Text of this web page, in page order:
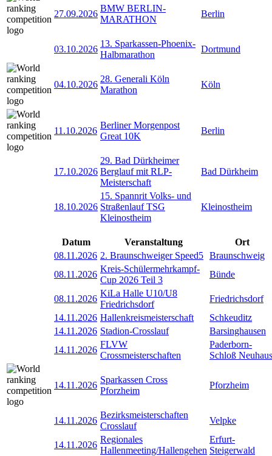
27.09.2026
BMW BERLIN-
MARATHON
Berlin
03.10.2026
13. Sparkassen-Phoenix-
Halbmarathon
Dortmund
04.10.2026
28. Generali Köln
Marathon
Köln
11.10.2026
Berliner Morgenpost
Great 10K
Berlin
17.10.2026
29. Bad Dürkheimer
Berglauf mit RLP-
Meisterschaft
Bad Dürkheim
18.10.2026
15. Spannrit Volks- und
Straßenlauf TSG
Kleinostheim
Kleinostheim
Datum Veranstaltung
Ort
08.11.2026 2. Braunschweiger Speed5 Braunschweig
08.11.2026
Kreis-Schülermehrkampf-
Cup 2026 Teil 3
Bünde
08.11.2026
KiLa Halle U10/U8
Friedrichsdorf
Friedrichsdorf
14.11.2026 Hallenkreismeisterschaft
Schkeuditz
14.11.2026 Stadion-Crosslauf
Barsinghausen
14.11.2026
FLVW
Crossmeisterschaften
Paderborn-
Schloß Neuhaus
14.11.2026
Sparkassen Cross
Pforzheim
Pforzheim
14.11.2026
Bezirksmeisterschaften
Crosslauf
Velpke
14.11.2026
Regionales
Hallenmeeting/Hallengehen
Erfurt-
Steigerwald